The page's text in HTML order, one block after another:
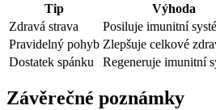
Tip
Výhoda
Zdravá strava
Posiluje imunitní
Pravidelný pohyb Zlepšuje celkové
Dostatek spánku
Regeneruje imunitní
Závěrečné poznámky